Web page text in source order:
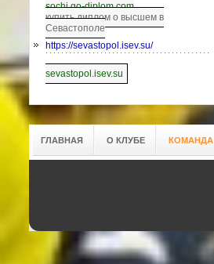
sochi.go-diplom.com
купить диплом о высшем в
Севастополе
https://sevastopol.isev.su/
sevastopol.isev.su
ГЛАВНАЯ О КЛУБЕ КОМАНДА